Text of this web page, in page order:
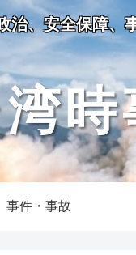
治、安全保障、
事件・事故